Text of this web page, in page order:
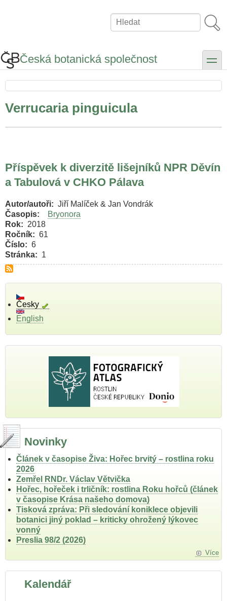
Hledat
Česká botanická společnost toggle
Verrucaria pinguicula
Příspěvek k diverzitě lišejníků NPR Děvín
a Tabulová v CHKO Pálava
Autor/autoři
Jiří Malíček & Jan Vondrák
Časopis
Bryonora
Rok
2018
Ročník
61
Číslo
6
Stránka
1
Česky
English
Novinky
Článek v časopise Živa: Hořec brvitý – rostlina roku
2026
Zemřel RNDr. Václav Větvička
Hořec, hořeček i trličník: rostlina Roku hořců (článek
v časopise Krása našeho domova)
Tisková zpráva: Při sledování koniklece objevili
botanici jiný poklad – kriticky ohrožený lýkovec
vonný
Preslia 98/2 (2026)
Více
Kalendář